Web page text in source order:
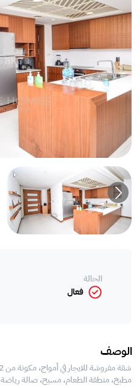
الحالة
فعال
الوصف
مطبخ، منطقة الطعام، مسبح، صالة